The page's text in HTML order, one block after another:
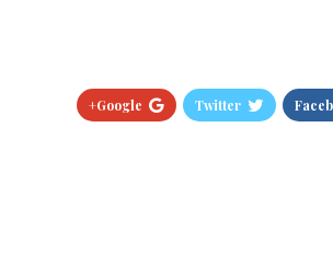
Twitter
Google+